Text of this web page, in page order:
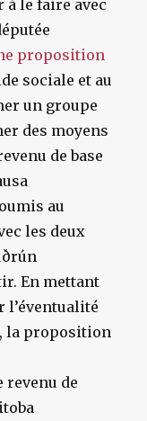
le faire avec
proposition
sociale et au
un groupe
des moyens
de base
au
les deux
En mettant
l’éventualité
la proposition
revenu de